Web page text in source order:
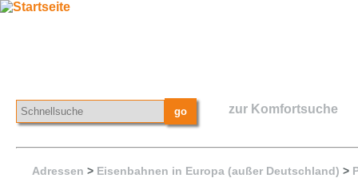
zur Komfortsuche
Adressen > Eisenbahnen in Europa (außer Deutschland) >